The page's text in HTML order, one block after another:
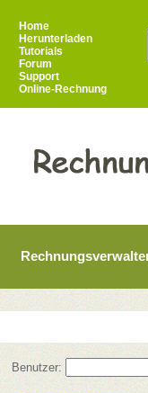
Home
Herunterladen
Tutorials
Forum
Support
Online-Rechnung
Benutzer: